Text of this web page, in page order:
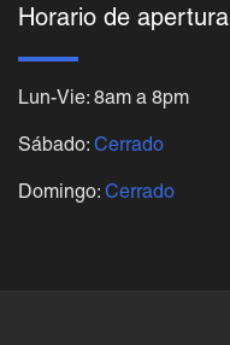
Horario de apertura
Lun-Vie: 8am a 8pm
Sábado: Cerrado
Domingo: Cerrado